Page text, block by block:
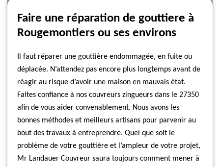
Faire une réparation de gouttiere à
Rougemontiers ou ses environs
Il faut réparer une gouttière endommagée, en fuite ou
déplacée. N’attendez pas encore plus longtemps avant de
réagir au risque d’avoir une maison en mauvais état.
Faites confiance à nos couvreurs zingueurs dans le 27350
afin de vous aider convenablement. Nous avons les
bonnes méthodes et meilleurs artisans pour parvenir au
bout des travaux à entreprendre. Quel que soit le
problème de votre gouttière et l’ampleur de votre projet,
Mr Landauer Couvreur saura toujours comment mener à